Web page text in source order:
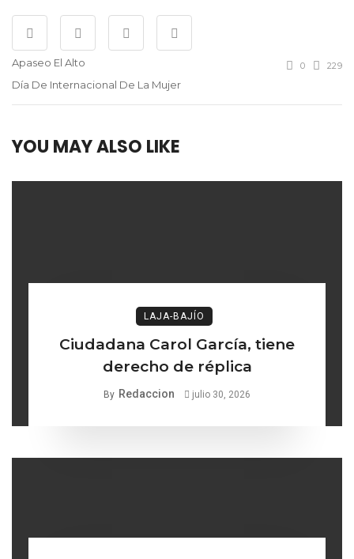
Apaseo El Alto
Día De Internacional De La Mujer
0 229
YOU MAY ALSO LIKE
LAJA-BAJÍO
Ciudadana Carol García, tiene
derecho de réplica
By Redaccion julio 30, 2026